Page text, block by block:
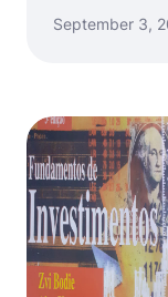
September 3,